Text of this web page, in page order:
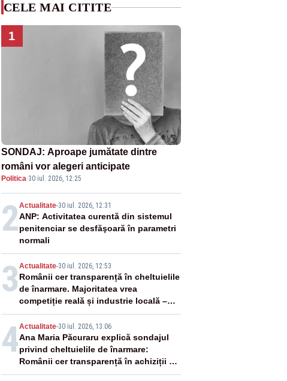
CELE MAI CITITE
1
SONDAJ: Aproape jumătate dintre
români vor alegeri anticipate
Politica·30 iul. 2026, 12:25
2Actualitate-30 iul. 2026, 12:31
ANP: Activitatea curentă din sistemul
penitenciar se desfăşoară în parametri
normali
3 Actualitate-30 iul. 2026, 12:53
Românii cer transparență în cheltuielile
de înarmare. Majoritatea vrea
competiție reală și industrie locală –
SONDAJ
4Actualitate-30 iul. 2026, 13:06
Ana Maria Păcuraru explică sondajul
privind cheltuielile de înarmare:
Românii cer transparență în achiziții și
un echilibru între partenerii externi